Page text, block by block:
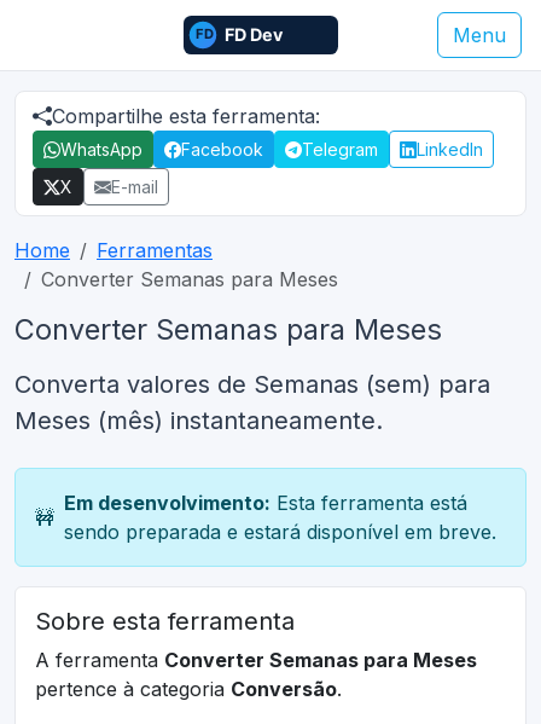
Menu
Compartilhe esta ferramenta:
WhatsApp Facebook Telegram
LinkedIn
X
E-mail
Home
Ferramentas
Converter Semanas para Meses
Converter Semanas para Meses
Converta valores de Semanas (sem) para
Meses (mês) instantaneamente.
🚧
Em desenvolvimento: Esta ferramenta está
sendo preparada e estará disponível em breve.
Sobre esta ferramenta
A ferramenta Converter Semanas para Meses
pertence à categoria Conversão.